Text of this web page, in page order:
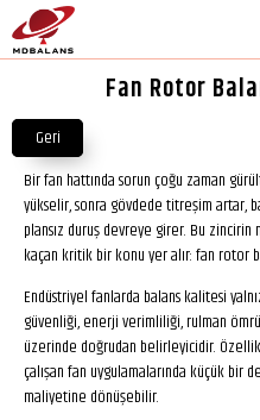
Fan Rotor
Geri
Bir fan hattında sorun çoğu zaman
yükselir, sonra gövdede titreşim artar,
plansız duruş devreye girer. Bu
kaçan kritik bir konu yer alır: fan rotor
Endüstriyel fanlarda balans kalitesi
güvenliği, enerji verimliliği, rulman
üzerinde doğrudan belirleyicidir.
çalışan fan uygulamalarında küçük bir
maliyetine dönüşebilir.